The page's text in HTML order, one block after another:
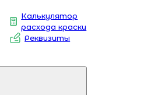
Калькулятор
расхода краски
Реквизиты